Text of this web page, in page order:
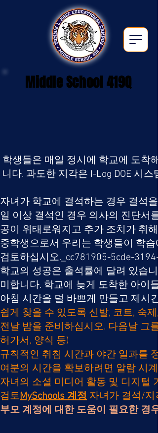
Middle School 419Q
학생들은 매일 정시에 학교에 도착
니다. 과도한 지각은 I-Log DOE 시
자녀가 학교에 결석하는 경우 결석
일 이상 결석인 경우 의사의 진단서
공이 위태로워지고 추가 조치가 취
중학생으로서 우리는 학생들이 학
검토하십시오._cc781905-5cde-
학교의 성공은 출석률에 달려 있습
미합니다. 학교에 늦게 도착한 아이
아침 시간을 덜 바쁘게 만들고 제시
쉽게 찾을 수 있도록 신발, 코트, 숙
전날 밤을 준비하십시오. 다음날 그
허가서, 양식 등)
규칙적인 취침 시간과 야간 일과를
여분의 시간을 확보하려면 알람 시
자녀의 소셜 미디어 활동 및 디지털
검토MySchools 계정 자녀가 결석/지
부모 계정에 대한 도움이 필요한 경